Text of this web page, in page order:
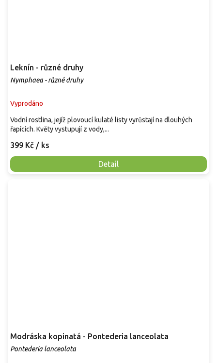
Leknín - různé druhy
Nymphaea - různé druhy
Vyprodáno
399 Kč / ks
Detail
Vodní rostlina, jejíž plovoucí kulaté listy vyrůstají na dlouhých
řapících. Květy vystupují z vody,...
Modráska kopinatá - Pontederia lanceolata
Pontederia lanceolata